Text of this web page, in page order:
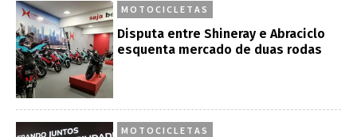
MOTOCICLETAS
Disputa entre Shineray e Abraciclo
esquenta mercado de duas rodas
MOTOCICLETAS